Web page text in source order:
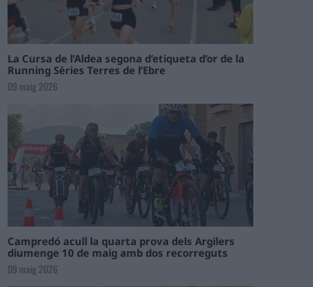
La Cursa de l’Aldea segona d’etiqueta d’or de la
Running Sèries Terres de l’Ebre
09 maig 2026
Campredó acull la quarta prova dels Argilers
diumenge 10 de maig amb dos recorreguts
09 maig 2026